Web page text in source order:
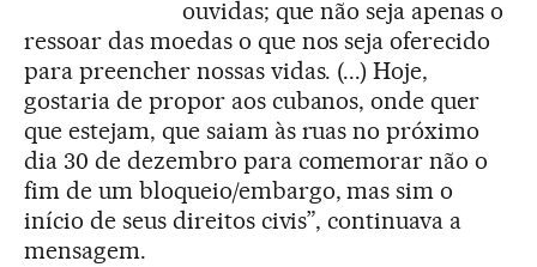
ouvidas; que não seja apenas o
ressoar das moedas o que nos seja oferecido
para preencher nossas vidas. (...) Hoje,
gostaria de propor aos cubanos, onde quer
que estejam, que saiam às ruas no próximo
dia 30 de dezembro para comemorar não o
fim de um bloqueio/embargo, mas sim o
início de seus direitos civis”, continuava a
mensagem.